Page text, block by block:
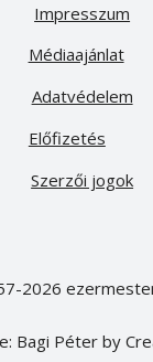
Médiaajánlat
Előfizetés
Impresszum
Adatvédelem
Szerzői jogok
2026
Bagi Péter by